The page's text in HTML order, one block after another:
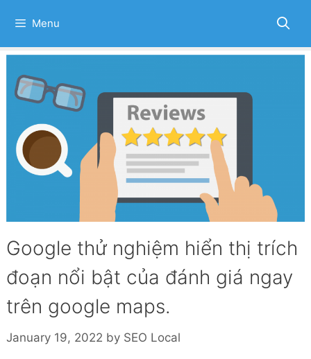
Menu
Google thử nghiệm hiển thị trích
đoạn nổi bật của đánh giá ngay
trên google maps.
January 19, 2022 by SEO Local